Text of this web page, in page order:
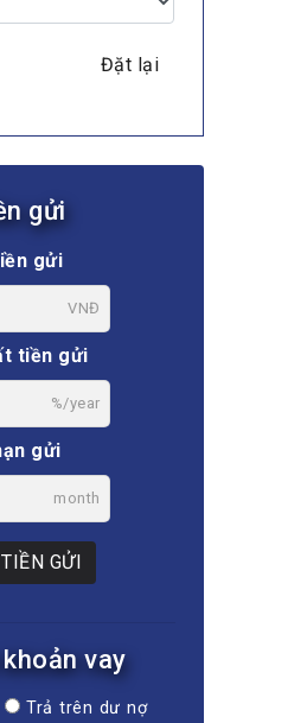
Đặt lại
gửi
gửi
VNĐ
tiền gửi
%/year
gửi
month
GỬI
vay
Trả trên dư nợ